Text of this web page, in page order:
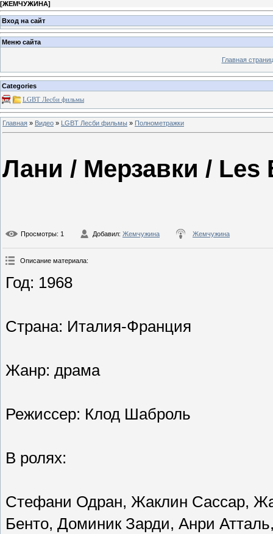
[ЖЕМЧУЖИНА]
Вход на сайт
Меню сайта
Главная
Categories
LGBT Леcби фильмы
Главная » Видео » LGBT Леcби фильмы » Полнометражки
Лани / Мерзавки / Les
Просмотры: 1 Добавил: Жемчужина Жемчужина
Описание материала:
Год: 1968
Страна: Италия-Франция
Жанр: драма
Режиссер: Клод Шаброль
В ролях:
Стефани Одран, Жаклин Сассар,
Бенто, Доминик Зарди, Анри